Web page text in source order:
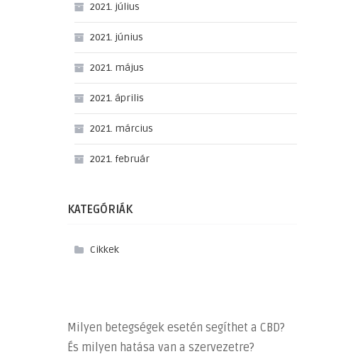
2021. július
2021. június
2021. május
2021. április
2021. március
2021. február
KATEGÓRIÁK
Cikkek
Milyen betegségek esetén segíthet a CBD?
És milyen hatása van a szervezetre?